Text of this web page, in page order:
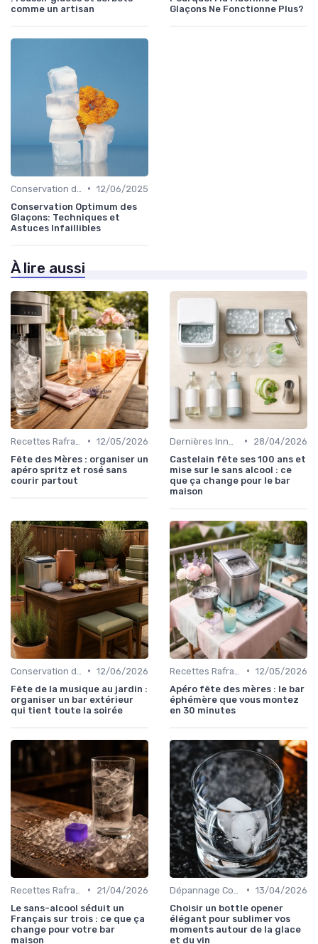
comme un artisan
Glaçons Ne Fonctionne Plus?
• 12/06/2025
Conservation Optimum des
Glaçons: Techniques et
Astuces Infaillibles
À lire aussi
• 12/05/2026
Fête des Mères : organiser un
apéro spritz et rosé sans
courir partout
•
28/04/2026
Castelain fête ses 100 ans et
mise sur le sans alcool : ce
que ça change pour le bar
maison
• 12/06/2026
Fête de la musique au jardin :
organiser un bar extérieur
qui tient toute la soirée
• 12/05/2026
Apéro fête des mères : le bar
éphémère que vous montez
en 30 minutes
•
21/04/2026
Le sans-alcool séduit un
Français sur trois : ce que ça
change pour votre bar
maison
• 13/04/2026
Choisir un bottle opener
élégant pour sublimer vos
moments autour de la glace
et du vin